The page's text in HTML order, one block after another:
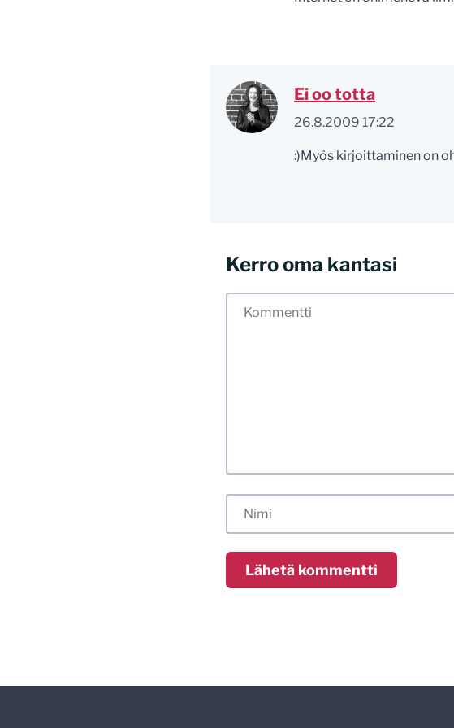
Ei oo totta
26.8.2009 17:22
:)Myös kirjoittaminen on
Kerro oma kantasi
myös kunnollisen meiliosoitteen.
hyvät tavat. Karsin jo etukäteen